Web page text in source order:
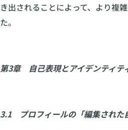
き出されることによって、より複
た。
第3章 自己表現とアイデンティテ
3.1 プロフィールの「編集された